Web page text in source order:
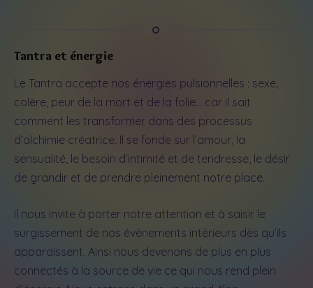
Tantra et énergie
Le Tantra accepte nos énergies pulsionnelles : sexe,
colère, peur de la mort et de la folie… car il sait
comment les transformer dans des processus
d’alchimie créatrice. Il se fonde sur l’amour, la
sensualité, le besoin d’intimité et de tendresse, le désir
de grandir et de prendre pleinement notre place.
Il nous invite à porter notre attention et à saisir le
surgissement de nos évènements intérieurs dès qu’ils
apparaissent. Ainsi nous devenons de plus en plus
connectés à la source de vie ce qui nous rend plein